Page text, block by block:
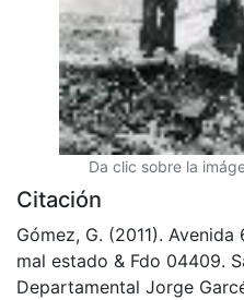
Da clic sobre la
Citación
Gómez, G. (2011).
mal estado & Fdo 04409.
Departamental Jorge